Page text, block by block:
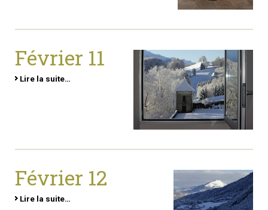
Février 11
Lire la suite…
Février 12
Lire la suite…